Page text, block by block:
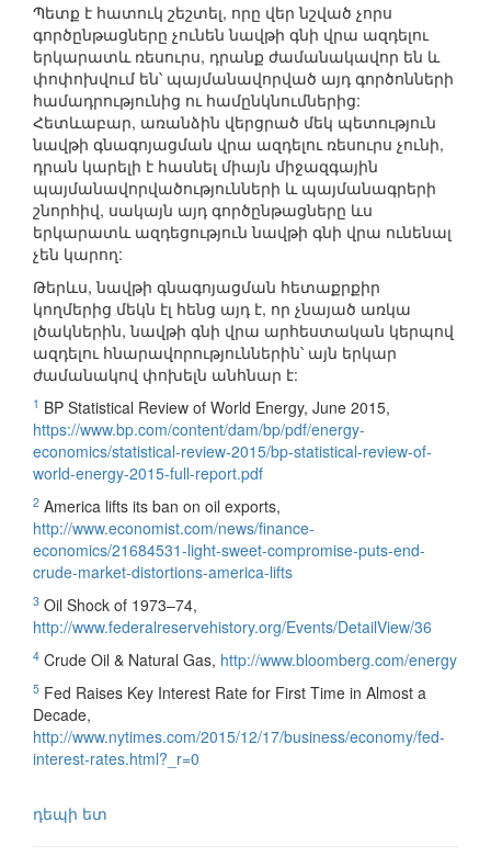
Պետք է հատուկ շեշտել, որը վեր նշված չորս
գործընթացները չունեն նավթի գնի վրա ազդելու
երկարատև ռեսուրս, դրանք ժամանակավոր են և
փոփոխվում են՝ պայմանավորված այդ գործոնների
համադրությունից ու համընկնումներից:
Հետևաբար, առանձին վերցրած մեկ պետություն
նավթի գնագոյացման վրա ազդելու ռեսուրս չունի,
դրան կարելի է հասնել միայն միջազգային
պայմանավորվածությունների և պայմանագրերի
շնորհիվ, սակայն այդ գործընթացները ևս
երկարատև ազդեցություն նավթի գնի վրա ունենալ
չեն կարող:
Թերևս, նավթի գնագոյացման հետաքրքիր
կողմերից մեկն էլ հենց այդ է, որ չնայած առկա
լծակներին, նավթի գնի վրա արհեստական կերպով
ազդելու հնարավորություններին՝ այն երկար
ժամանակով փոխելն անհնար է:
1 BP Statistical Review of World Energy, June 2015,
https://www.bp.com/content/dam/bp/pdf/energy-
economics/statistical-review-2015/bp-statistical-review-of-
world-energy-2015-full-report.pdf
2 America lifts its ban on oil exports,
http://www.economist.com/news/finance-
economics/21684531-light-sweet-compromise-puts-end-
crude-market-distortions-america-lifts
3 Oil Shock of 1973–74,
http://www.federalreservehistory.org/Events/DetailView/36
4 Crude Oil & Natural Gas, http://www.bloomberg.com/energy
5 Fed Raises Key Interest Rate for First Time in Almost a
Decade,
http://www.nytimes.com/2015/12/17/business/economy/fed-
interest-rates.html?_r=0
դեպի ետ